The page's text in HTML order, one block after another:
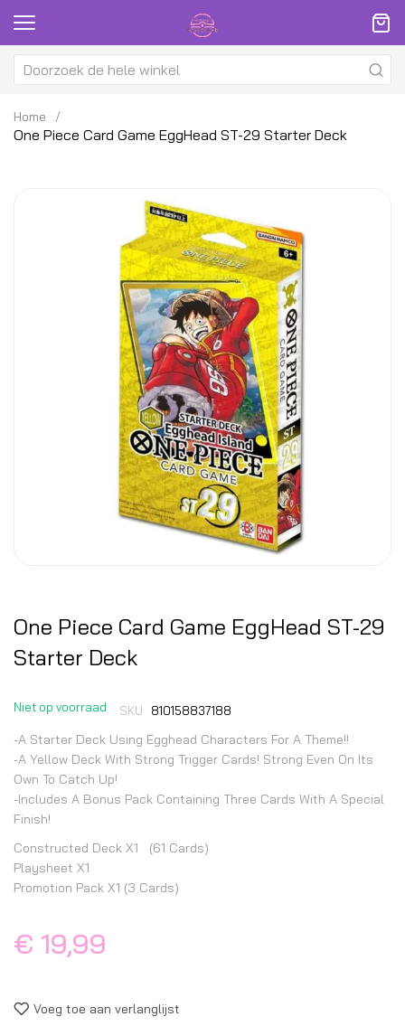
Home
One Piece Card Game EggHead ST-29 Starter Deck
One Piece Card Game EggHead ST-29
Starter Deck
Niet op voorraad SKU 810158837188
-A Starter Deck Using Egghead Characters For A Theme!!
-A Yellow Deck With Strong Trigger Cards! Strong Even On Its
Own To Catch Up!
-Includes A Bonus Pack Containing Three Cards With A Special
Finish!
Constructed Deck X1 (61 Cards)
Playsheet X1
Promotion Pack X1 (3 Cards)
€ 19,99
Voeg toe aan verlanglijst